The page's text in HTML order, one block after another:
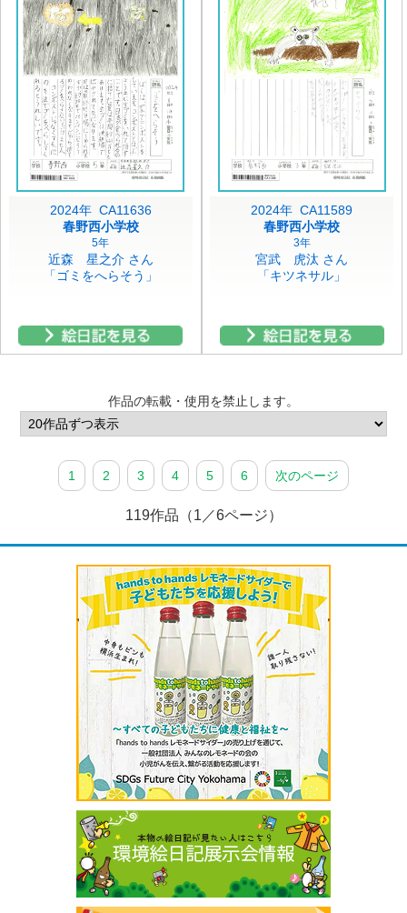
2024年 CA11636
春野西小学校
5年
近森 星之介 さん
「ゴミをへらそう」
2024年 CA11589
春野西小学校
3年
宮武 虎汰 さん
「キツネサル」
作品の転載・使用を禁止します。
1 2 3 4 5 6 次のページ
119作品（1／6ページ）